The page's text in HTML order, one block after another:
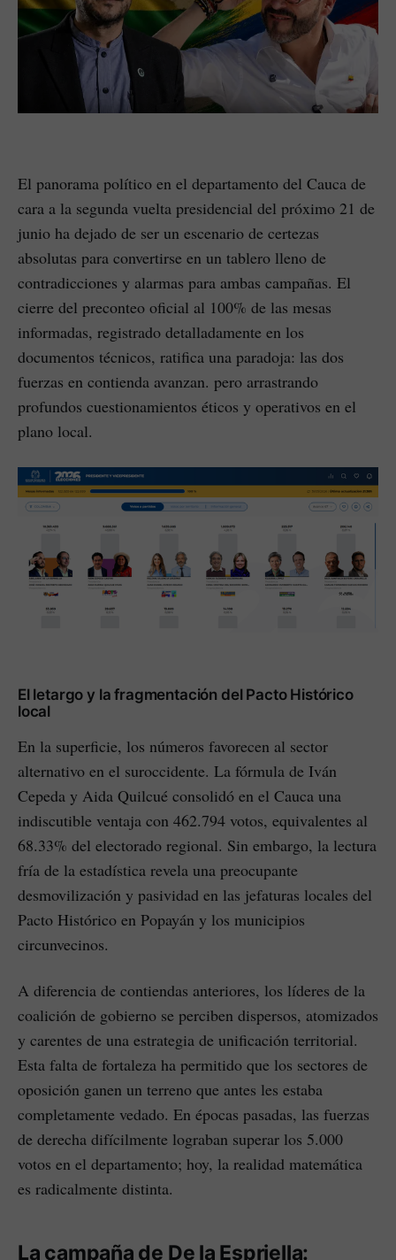
El panorama político en el departamento del Cauca de
cara a la segunda vuelta presidencial del próximo 21 de
junio ha dejado de ser un escenario de certezas
absolutas para convertirse en un tablero lleno de
contradicciones y alarmas para ambas campañas. El
cierre del preconteo oficial al 100% de las mesas
informadas, registrado detalladamente en los
documentos técnicos, ratifica una paradoja: las dos
fuerzas en contienda avanzan. pero arrastrando
profundos cuestionamientos éticos y operativos en el
plano local.
El letargo y la fragmentación del Pacto Histórico
local
En la superficie, los números favorecen al sector
alternativo en el suroccidente. La fórmula de Iván
Cepeda y Aida Quilcué consolidó en el Cauca una
indiscutible ventaja con 462.794 votos, equivalentes al
68.33% del electorado regional. Sin embargo, la lectura
fría de la estadística revela una preocupante
desmovilización y pasividad en las jefaturas locales del
Pacto Histórico en Popayán y los municipios
circunvecinos.
A diferencia de contiendas anteriores, los líderes de la
coalición de gobierno se perciben dispersos, atomizados
y carentes de una estrategia de unificación territorial.
Esta falta de fortaleza ha permitido que los sectores de
oposición ganen un terreno que antes les estaba
completamente vedado. En épocas pasadas, las fuerzas
de derecha difícilmente lograban superar los 5.000
votos en el departamento; hoy, la realidad matemática
es radicalmente distinta.
La campaña de De la Espriella: